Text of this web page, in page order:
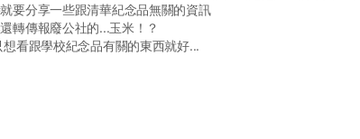
要分享一些跟清華紀念品無關的資訊
轉傳報廢公社的...玉米！？
想看跟學校紀念品有關的東西就好...